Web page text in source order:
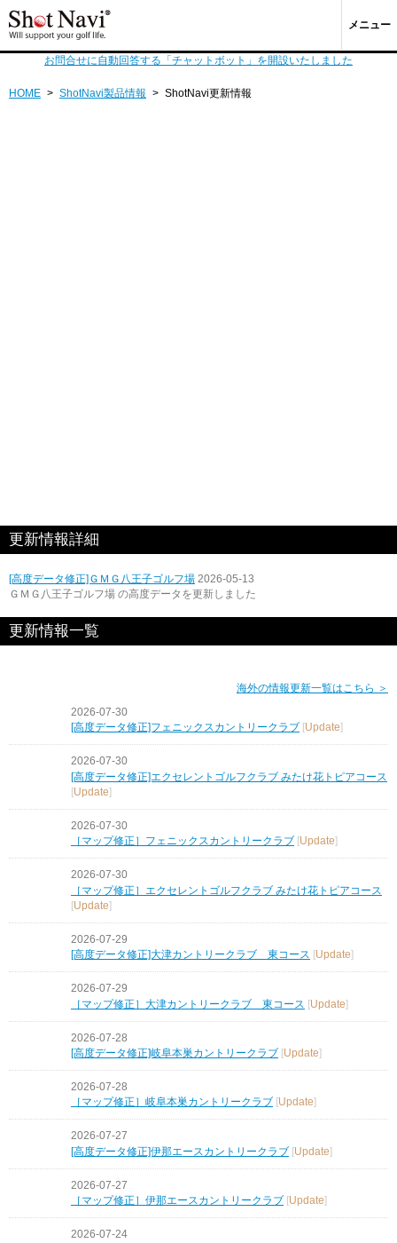
メニュー
お問合せに自動回答する「チャットボット」を開設いたしました
HOME > ShotNavi製品情報 > ShotNavi更新情報
更新情報詳細
[高度データ修正]ＧＭＧ八王子ゴルフ場 2026-05-13
ＧＭＧ八王子ゴルフ場 の高度データを更新しました
更新情報一覧
海外の情報更新一覧はこちら ＞
2026-07-30
[高度データ修正]フェニックスカントリークラブ
Update
2026-07-30
[高度データ修正]エクセレントゴルフクラブ みたけ花トピアコース
[Update]
2026-07-30
［マップ修正］フェニックスカントリークラブ [Update]
2026-07-30
［マップ修正］エクセレントゴルフクラブ みたけ花トピアコース
[Update]
2026-07-29
[高度データ修正]大津カントリークラブ 東コース [Update]
2026-07-29
［マップ修正］大津カントリークラブ 東コース [Update]
2026-07-28
[高度データ修正]岐阜本巣カントリークラブ [Update]
2026-07-28
［マップ修正］岐阜本巣カントリークラブ
Update
2026-07-27
[高度データ修正]伊那エースカントリークラブ [Update]
2026-07-27
［マップ修正］伊那エースカントリークラブ
Update
2026-07-24